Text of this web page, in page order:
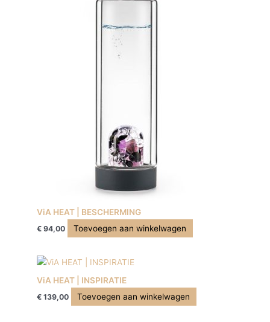
ViA HEAT | BESCHERMING
€ 94,00 Toevoegen aan winkelwagen
ViA HEAT | INSPIRATIE
€ 139,00 Toevoegen aan winkelwagen